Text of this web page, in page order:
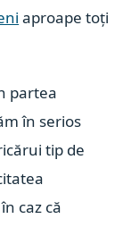
aproape toți
partea
în serios
tip de
caz că